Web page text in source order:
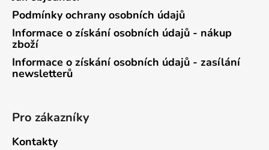
Podmínky ochrany osobních údajů
Informace o získání osobních údajů - nákup
zboží
Informace o získání osobních údajů - zasílání
newsletterů
Pro zákazníky
Kontakty